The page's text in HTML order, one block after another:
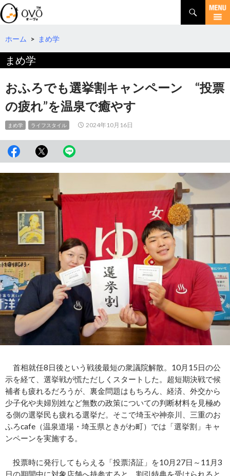
検
索
コ
テ
へ
動
ホーム > まめ学
まめ学
おふろでも選挙割キャンペーン “投票
の疲れ”を温泉で癒やす
まめ学 ライフスタイル 2024年10月16日
首相就任8日後という戦後最短の衆議院解散。10月15日の公
示を経て、選挙戦が慌ただしくスタートした。超短期決戦で候
補者も疲れるだろうが、裏金問題はもちろん、経済、外交から
少子化や夫婦別姓など無数の政策についての判断材料を見極め
る側の選挙民も疲れる選挙だ。そこで埼玉や神奈川、三重のお
ふろcafe（温泉道場・埼玉県ときがわ町）では「選挙割」キャ
ンペーンを実施する。
投票時に発行してもらえる「投票済証」を10月27日～11月3